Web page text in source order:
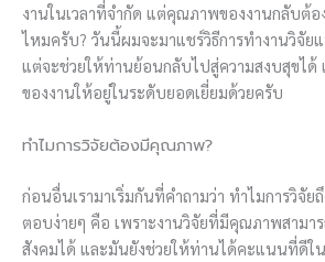
งานในเวลาที่จำกัด แต่คุณภาพของงานกลับต้อ
ไหมครับ? วันนี้ผมจะมาแชร์วิธีการทำงานวิจัย
แต่จะช่วยให้ท่านย้อนกลับไปสู่ความสงบสุขไ
ของงานให้อยู่ในระดับยอดเยี่ยมด้วยครับ
ทำไมการวิจัยต้องมีคุณภาพ?
ก่อนอื่นเรามาเริ่มกันที่คำถามว่า ทำไมการวิจั
ตอบง่ายๆ คือ เพราะงานวิจัยที่มีคุณภาพสามา
สังคมได้ และมันยังช่วยให้ท่านได้คะแนนที่ดีใ